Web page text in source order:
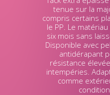
tenue sur la
compris certains
le PP. Le
six mois sans
Disponible avec
antidérapant
résistance
intempéries.
comme